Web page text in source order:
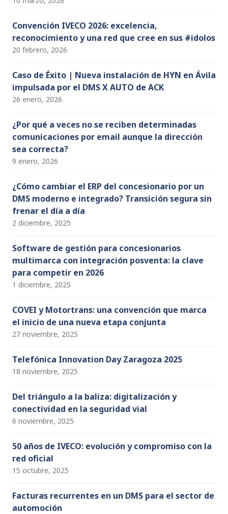
Convención IVECO 2026: excelencia,
reconocimiento y una red que cree en sus #idolos
20 febrero, 2026
Caso de Éxito | Nueva instalación de HYN en Ávila
impulsada por el DMS X AUTO de ACK
26 enero, 2026
¿Por qué a veces no se reciben determinadas
comunicaciones por email aunque la dirección
sea correcta?
9 enero, 2026
¿Cómo cambiar el ERP del concesionario por un
DMS moderno e integrado? Transición segura sin
frenar el día a día
2 diciembre, 2025
Software de gestión para concesionarios
multimarca con integración posventa: la clave
para competir en 2026
1 diciembre, 2025
COVEI y Motortrans: una convención que marca
el inicio de una nueva etapa conjunta
27 noviembre, 2025
Telefónica Innovation Day Zaragoza 2025
18 noviembre, 2025
Del triángulo a la baliza: digitalización y
conectividad en la seguridad vial
6 noviembre, 2025
50 años de IVECO: evolución y compromiso con la
red oficial
15 octubre, 2025
Facturas recurrentes en un DMS para el sector de
automoción